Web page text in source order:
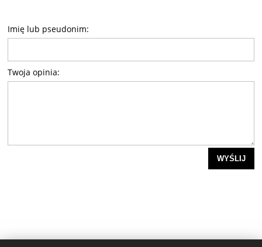
Imię lub pseudonim:
Twoja opinia:
WYŚLIJ